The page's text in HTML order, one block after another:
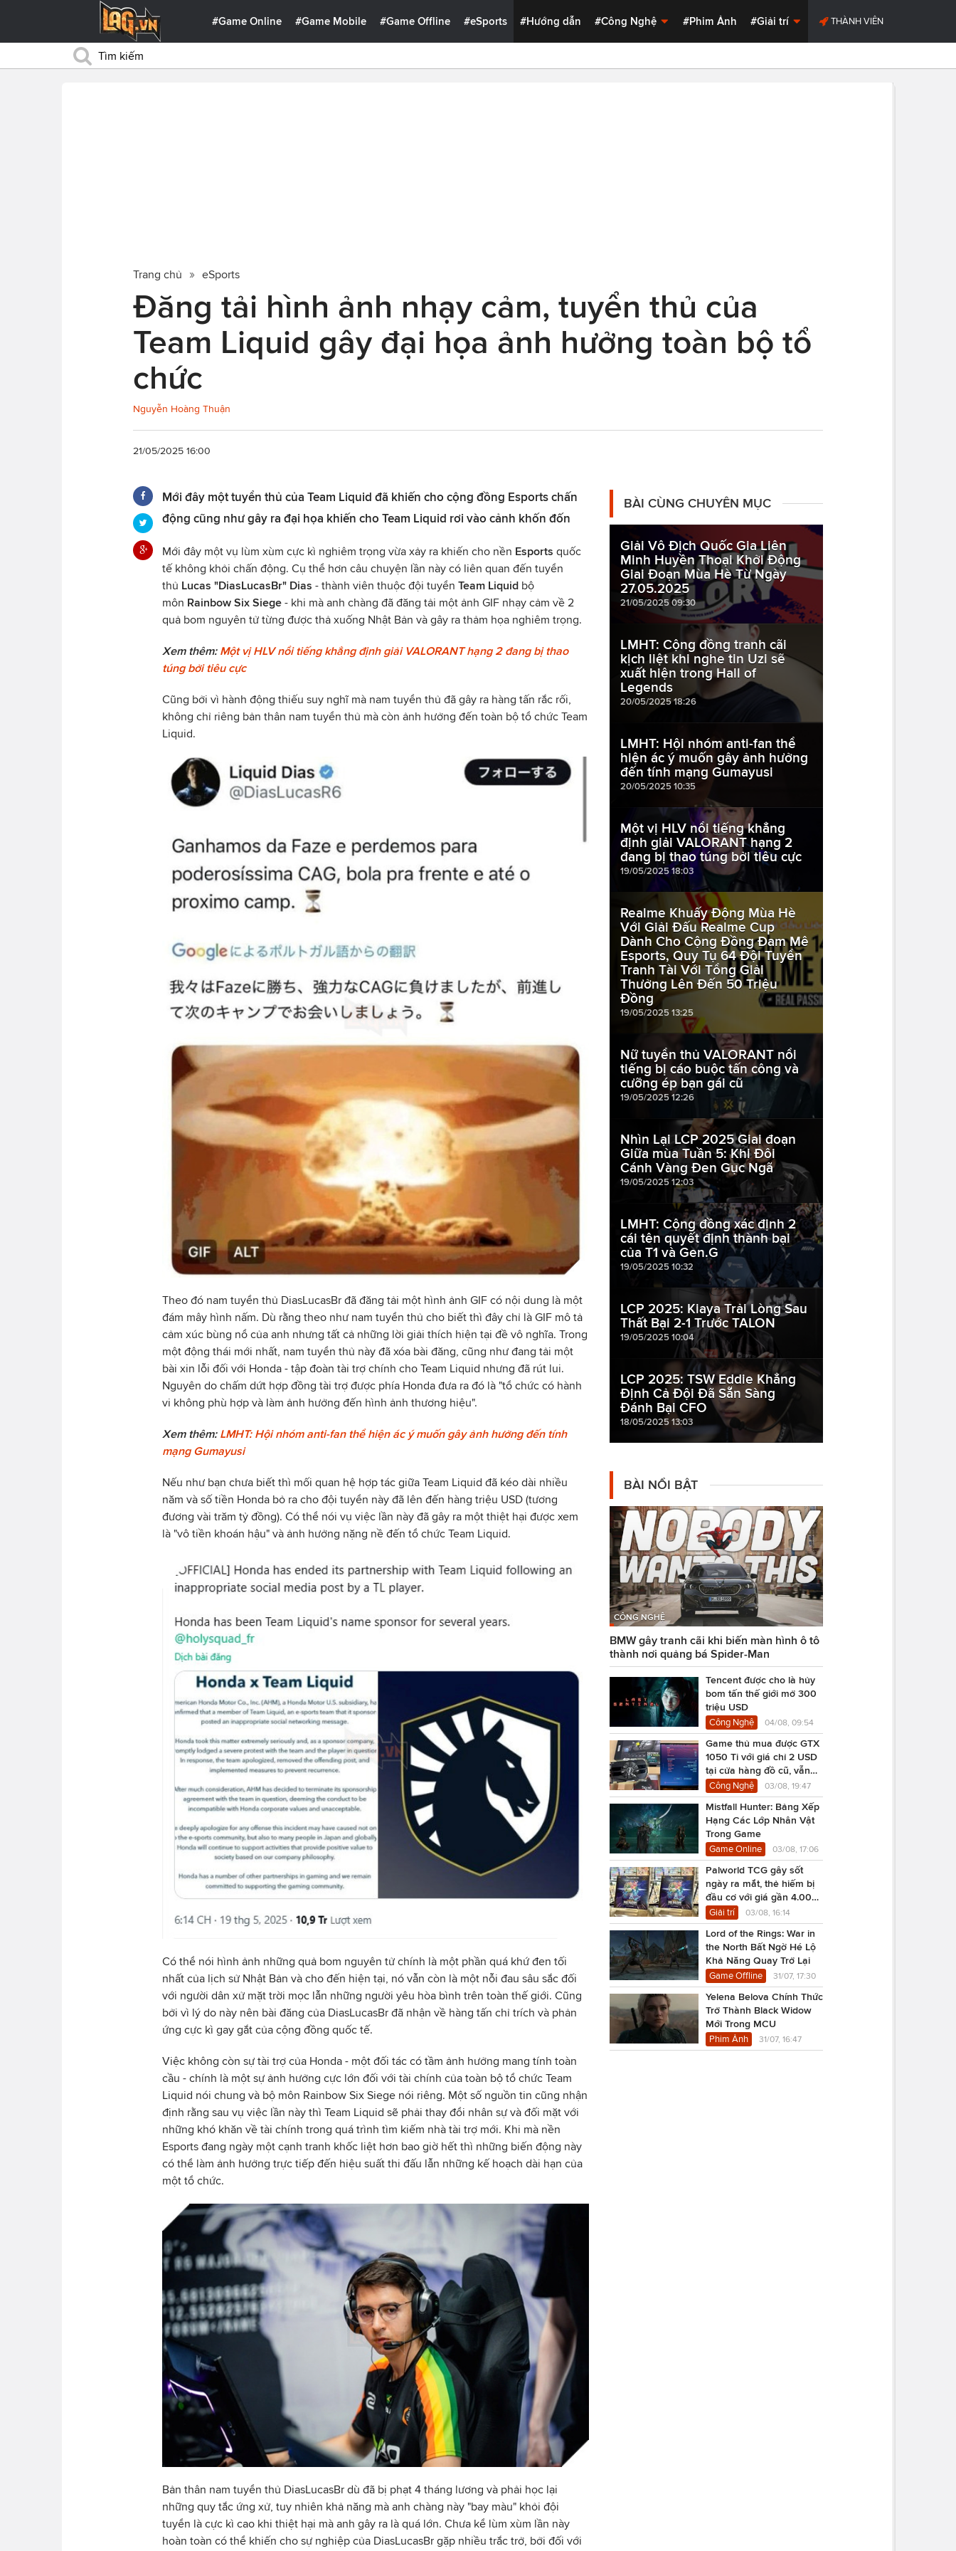
#Game Online #Game Mobile #Game Offline #eSports #Hướng dẫn #Công Nghệ #Phim Ảnh #Giải trí THÀNH VIÊN
Trang chủ eSports
Đăng tải hình ảnh nhạy cảm, tuyển thủ của
Team Liquid gây đại họa ảnh hưởng toàn bộ tổ
chức
Nguyễn Hoàng Thuận
21/05/2025 16:00
Mới đây một tuyển thủ của Team Liquid đã khiến cho cộng đồng Esports chấn
động cũng như gây ra đại họa khiến cho Team Liquid rơi vào cảnh khốn đốn
Mới đây một vụ lùm xùm cực kì nghiêm trọng vừa xảy ra khiến cho nền Esports quốc
tế không khỏi chấn động. Cụ thể hơn câu chuyện lần này có liên quan đến tuyển
thủ Lucas "DiasLucasBr" Dias - thành viên thuộc đội tuyển Team Liquid bộ
môn Rainbow Six Siege - khi mà anh chàng đã đăng tải một ảnh GIF nhạy cảm về 2
quả bom nguyên tử từng được thả xuống Nhật Bản và gây ra thảm họa nghiêm trọng.
Xem thêm: Một vị HLV nổi tiếng khẳng định giải VALORANT hạng 2 đang bị thao
túng bởi tiêu cực
Cũng bởi vì hành động thiếu suy nghĩ mà nam tuyển thủ đã gây ra hàng tấn rắc rối,
không chỉ riêng bản thân nam tuyển thủ mà còn ảnh hưởng đến toàn bộ tổ chức Team
Liquid.
Theo đó nam tuyển thủ DiasLucasBr đã đăng tải một hình ảnh GIF có nội dung là một
đám mây hình nấm. Dù rằng theo như nam tuyển thủ cho biết thì đây chỉ là GIF mô tả
cảm xúc bùng nổ của anh nhưng tất cả những lời giải thích hiện tại đề vô nghĩa. Trong
một động thái mới nhất, nam tuyển thủ này đã xóa bài đăng, cũng như đang tải một
bài xin lỗi đối với Honda - tập đoàn tài trợ chính cho Team Liquid nhưng đã rút lui.
Nguyên do chấm dứt hợp đồng tài trợ được phía Honda đưa ra đó là "tổ chức có hành
vi không phù hợp và làm ảnh hưởng đến hình ảnh thương hiệu".
Xem thêm: LMHT: Hội nhóm anti-fan thể hiện ác ý muốn gây ảnh hưởng đến tính
mạng Gumayusi
Nếu như bạn chưa biết thì mối quan hệ hợp tác giữa Team Liquid đã kéo dài nhiều
năm và số tiền Honda bỏ ra cho đội tuyển này đã lên đến hàng triệu USD (tương
đương vài trăm tỷ đồng). Có thể nói vụ việc lần này đã gây ra một thiệt hại được xem
là "vô tiền khoán hậu" và ảnh hưởng nặng nề đến tổ chức Team Liquid.
Có thể nói hình ảnh những quả bom nguyên tử chính là một phần quá khứ đen tối
nhất của lịch sử Nhật Bản và cho đến hiện tại, nó vẫn còn là một nỗi đau sâu sắc đối
với người dân xử mặt trời mọc lẫn những người yêu hòa bình trên toàn thế giới. Cũng
bởi vì lý do này nên bài đăng của DiasLucasBr đã nhận về hàng tấn chỉ trích và phản
ứng cực kì gay gắt của cộng đồng quốc tế.
Việc không còn sự tài trợ của Honda - một đối tác có tầm ảnh hưởng mang tính toàn
cầu - chính là một sự ảnh hưởng cực lớn đối với tài chính của toàn bộ tổ chức Team
Liquid nói chung và bộ môn Rainbow Six Siege nói riêng. Một số nguồn tin cũng nhận
định rằng sau vụ việc lần này thì Team Liquid sẽ phải thay đổi nhân sự và đối mặt với
những khó khăn về tài chính trong quá trình tìm kiếm nhà tài trợ mới. Khi mà nền
Esports đang ngày một cạnh tranh khốc liệt hơn bao giờ hết thì những biến động này
có thể làm ảnh hưởng trực tiếp đến hiệu suất thi đấu lẫn những kế hoạch dài hạn của
một tổ chức.
Bản thân nam tuyển thủ DiasLucasBr dù đã bị phạt 4 tháng lương và phải học lại
những quy tắc ứng xử, tuy nhiên khả năng mà anh chàng này "bay màu" khỏi đội
tuyển là cực kì cao khi thiệt hại mà anh gây ra là quá lớn. Chưa kể lùm xùm lần này
hoàn toàn có thể khiến cho sự nghiệp của DiasLucasBr gặp nhiều trắc trở, bởi đối với
BÀI CÙNG CHUYÊN MỤC
Giải Vô Địch Quốc Gia Liên
Minh Huyền Thoại Khởi Động
Giai Đoạn Mùa Hè Từ Ngày
27.05.2025
21/05/2025 09:30
LMHT: Cộng đồng tranh cãi
kịch liệt khi nghe tin Uzi sẽ
xuất hiện trong Hall of
Legends
20/05/2025 18:26
LMHT: Hội nhóm anti-fan thể
hiện ác ý muốn gây ảnh hưởng
đến tính mạng Gumayusi
20/05/2025 10:35
Một vị HLV nổi tiếng khẳng
định giải VALORANT hạng 2
đang bị thao túng bởi tiêu cực
19/05/2025 18:03
Realme Khuấy Động Mùa Hè
Với Giải Đấu Realme Cup
Dành Cho Cộng Đồng Đam Mê
Esports, Quy Tụ 64 Đội Tuyển
Tranh Tài Với Tổng Giải
Thưởng Lên Đến 50 Triệu
Đồng
19/05/2025 13:25
Nữ tuyển thủ VALORANT nổi
tiếng bị cáo buộc tấn công và
cưỡng ép bạn gái cũ
19/05/2025 12:26
Nhìn Lại LCP 2025 Giai đoạn
Giữa mùa Tuần 5: Khi Đôi
Cánh Vàng Đen Gục Ngã
19/05/2025 12:03
LMHT: Cộng đồng xác định 2
cái tên quyết định thành bại
của T1 và Gen.G
19/05/2025 10:32
LCP 2025: Kiaya Trải Lòng Sau
Thất Bại 2-1 Trước TALON
19/05/2025 10:04
LCP 2025: TSW Eddie Khẳng
Định Cả Đội Đã Sẵn Sàng
Đánh Bại CFO
18/05/2025 13:03
BÀI NỔI BẬT
CÔNG NGHỆ
BMW gây tranh cãi khi biến màn hình ô tô
thành nơi quảng bá Spider-Man
Tencent được cho là hủy
bom tấn thế giới mở 300
triệu USD
Công Nghệ 04/08, 09:54
Game thủ mua được GTX
1050 Ti với giá chỉ 2 USD
tại cửa hàng đồ cũ, vẫn
chạy Cyberpunk 2077
Công Nghệ 03/08, 19:47
Mistfall Hunter: Bảng Xếp
Hạng Các Lớp Nhân Vật
Trong Game
Game Online 03/08, 17:06
Palworld TCG gây sốt
ngày ra mắt, thẻ hiếm bị
đầu cơ với giá gần 4.000
USD
Giải trí 03/08, 16:14
Lord of the Rings: War in
the North Bất Ngờ Hé Lộ
Khả Năng Quay Trở Lại
Game Offline 31/07, 17:30
Yelena Belova Chính Thức
Trở Thành Black Widow
Mới Trong MCU
Phim Ảnh 31/07, 16:47